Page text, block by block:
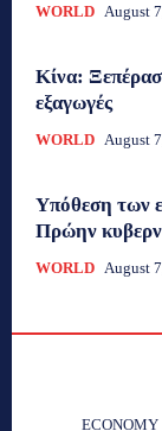
WORLD August
Κίνα:
εξαγωγές
WORLD August
Υπόθεση των
Πρώην
WORLD August
ECONOMY